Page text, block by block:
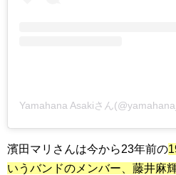
濱田マリさんは今から23年前の
いうバンドのメンバー、藤井麻